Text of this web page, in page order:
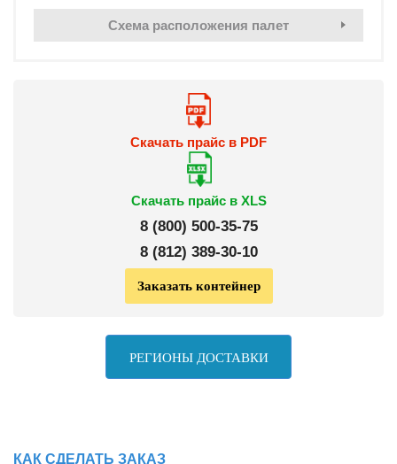
Схема расположения палет
Скачать прайс в PDF
Скачать прайс в XLS
8 (800) 500-35-75
8 (812) 389-30-10
Заказать контейнер
РЕГИОНЫ ДОСТАВКИ
КАК СДЕЛАТЬ ЗАКАЗ